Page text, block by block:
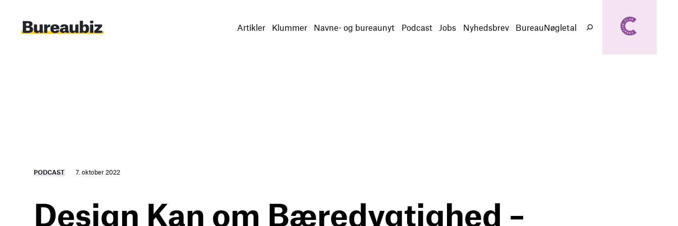
indhold
Artikler Klummer Navne- og bureaunyt Podcast Jobs Nyhedsbrev BureauNøgletal
Søg
PODCAST 7. oktober 2022
Design Kan om Bæredygtighed –